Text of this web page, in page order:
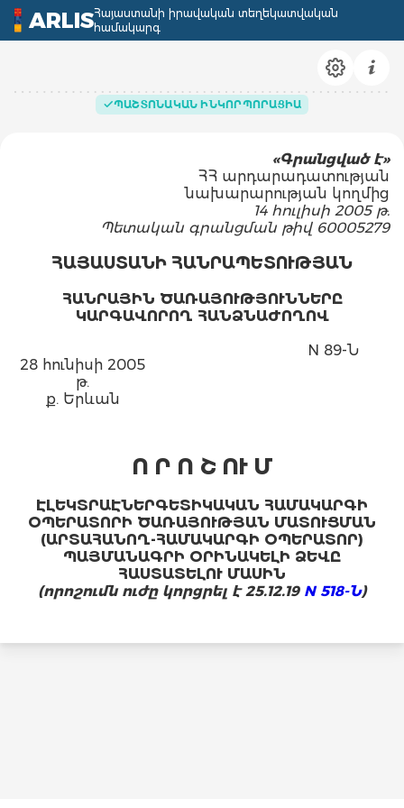
ARLISՀայաստանի իրավական տեղեկատվական
համակարգ
ՊԱՇՏՈՆԱԿԱՆ ԻՆԿՈՐՊՈՐԱՑԻԱ
«Գրանցված է»
ՀՀ արդարադատության
նախարարության կողմից
14 հուլիսի 2005 թ.
Պետական գրանցման թիվ60005279
ՀԱՅԱՍՏԱՆԻ ՀԱՆՐԱՊԵՏՈՒԹՅԱՆ
ՀԱՆՐԱՅԻՆ ԾԱՌԱՅՈՒԹՅՈՒՆՆԵՐԸ
ԿԱՐԳԱՎՈՐՈՂ ՀԱՆՁՆԱԺՈՂՈՎ
28 հունիսի 2005
թ.
ք. Երևան
N 89-Ն
Ո Ր Ո Շ ՈՒ Մ
ԷԼԵԿՏՐԱԷՆԵՐԳԵՏԻԿԱԿԱՆ ՀԱՄԱԿԱՐԳԻ
ՕՊԵՐԱՏՈՐԻ ԾԱՌԱՅՈՒԹՅԱՆ ՄԱՏՈՒՑՄԱՆ
(ԱՐՏԱՀԱՆՈՂ-ՀԱՄԱԿԱՐԳԻ ՕՊԵՐԱՏՈՐ)
ՊԱՅՄԱՆԱԳՐԻ ՕՐԻՆԱԿԵԼԻ ՁԵՎԸ
ՀԱՍՏԱՏԵԼՈՒ ՄԱՍԻՆ
(որոշումն ուժը կորցրել է 25.12.19 N 518-Ն)